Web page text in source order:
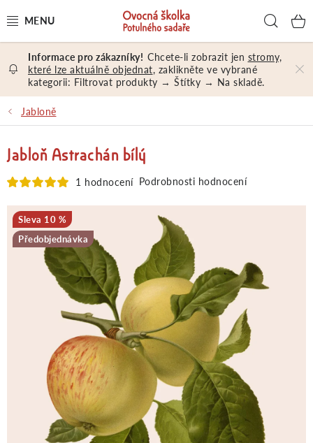
na
OVOCNÉ STROMY A KEŘE
NÁŘADÍ A MATERIÁL
EXKURZE
PRODEJNA
Jak nakupovat Prodejna
Hodnocení obchodu
Obchodní podmínky
Osobní údaje
Moje objednávka
Chcete-li zobrazit jen stromy,
které lze aktuálně objednat, zaklikněte ve vybrané
kategorii: Filtrovat produkty → Štítky → Na skladě.
Jabloně
Jabloň Astrachán bílý
1 hodnocení Podrobnosti hodnocení
10 %
Předobjednávka